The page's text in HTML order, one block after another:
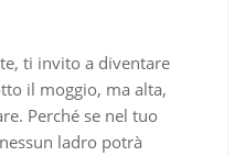
ti invito a diventare
il moggio, ma alta,
Perché se nel tuo
ladro potrà